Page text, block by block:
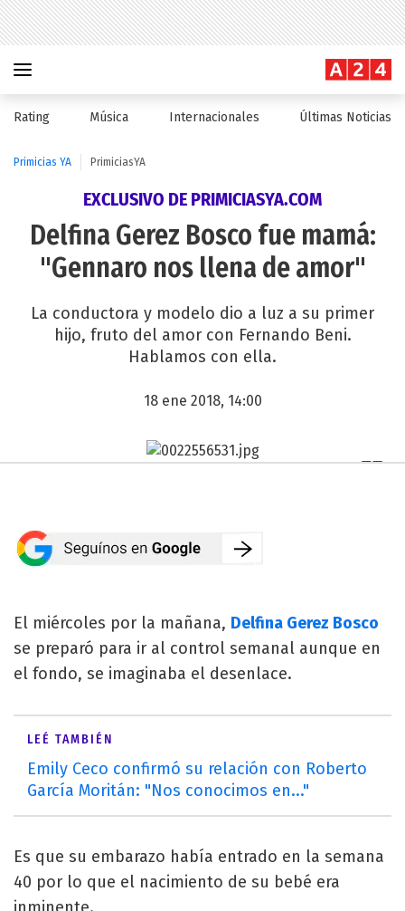
Rating Música Internacionales Últimas Noticias
Primicias YA PrimiciasYA
EXCLUSIVO DE PRIMICIASYA.COM
Delfina Gerez Bosco fue mamá:
"Gennaro nos llena de amor"
La conductora y modelo dio a luz a su primer
hijo, fruto del amor con Fernando Beni.
Hablamos con ella.
18 ene 2018, 14:00
El miércoles por la mañana, Delfina Gerez Bosco
se preparó para ir al control semanal aunque en
el fondo, se imaginaba el desenlace.
LEÉ TAMBIÉN
Emily Ceco confirmó su relación con Roberto
García Moritán: "Nos conocimos en..."
Es que su embarazo había entrado en la semana
40 por lo que el nacimiento de su bebé era